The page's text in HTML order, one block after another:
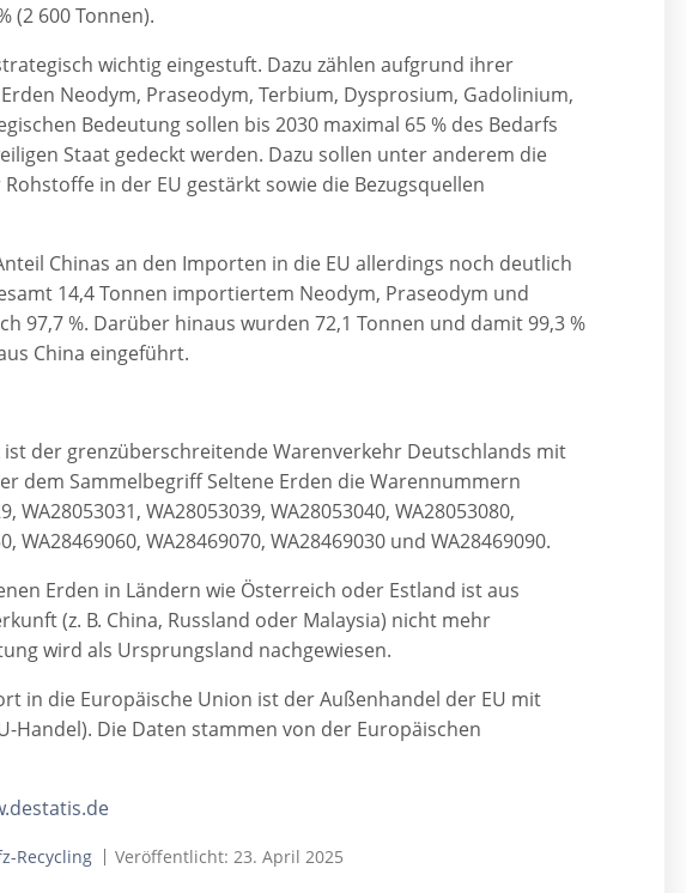
(2 600 Tonnen).
wichtig eingestuft. Dazu zählen aufgrund ihrer
Neodym, Praseodym, Terbium, Dysprosium, Gadolinium,
Bedeutung sollen bis 2030 maximal 65 % des Bedarfs
Staat gedeckt werden. Dazu sollen unter anderem die
in der EU gestärkt sowie die Bezugsquellen
Chinas an den Importen in die EU allerdings noch deutlich
14,4 Tonnen importiertem Neodym, Praseodym und
97,7 %. Darüber hinaus wurden 72,1 Tonnen und damit 99,3 %
China eingeführt.
der grenzüberschreitende Warenverkehr Deutschlands mit
dem Sammelbegriff Seltene Erden die Warennummern
WA28053031, WA28053039, WA28053040, WA28053080,
WA28469060, WA28469070, WA28469030 und WA28469090.
Erden in Ländern wie Österreich oder Estland ist aus
(z. B. China, Russland oder Malaysia) nicht mehr
wird als Ursprungsland nachgewiesen.
in die Europäische Union ist der Außenhandel der EU mit
Handel). Die Daten stammen von der Europäischen
Recycling Veröffentlicht: 23. April 2025